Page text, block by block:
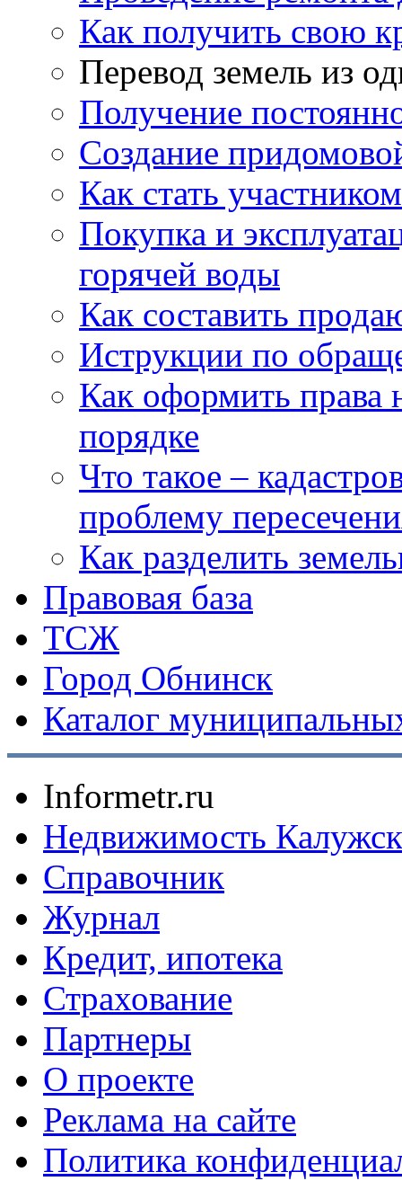
Как получить свою
Перевод земель из
Получение
Создание
Как стать
Покупка и
горячей воды
Как составить
Иструкции по
Как оформить
порядке
Что такое –
проблему
Как разделить
Правовая база
ТСЖ
Город Обнинск
Каталог
Informetr.ru
Недвижимость
Справочник
Журнал
Кредит, ипотека
Страхование
Партнеры
O проекте
Реклама на сайте
Политика